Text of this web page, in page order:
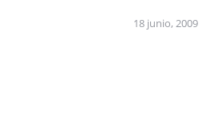
18 junio, 2009